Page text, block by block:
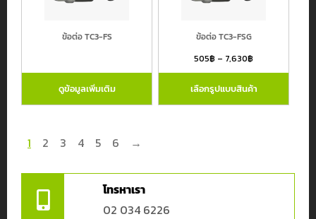
โทรหาเรา
02 034 6226
ข้อต่อ TC3-FS
ดูข้อมูลเพิ่มเติม
ข้อต่อ TC3-FSG
505฿ – 7,630฿
เลือกรูปแบบสินค้า
1 2 3 4 5 6 →